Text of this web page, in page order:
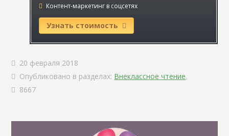
Контент-маркетинг в соцсетях
Узнать стоимость
20 февраля 2018
Опубликовано в разделах: Внеклассное чтение.
8667